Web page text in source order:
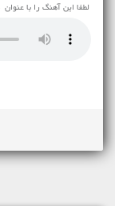
لطفا این آهنگ را با